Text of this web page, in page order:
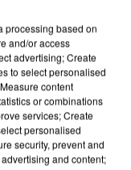
processing based on
and/or access
advertising; Create
to select personalised
content
or combinations
services; Create
personalised
security, prevent and
and content;